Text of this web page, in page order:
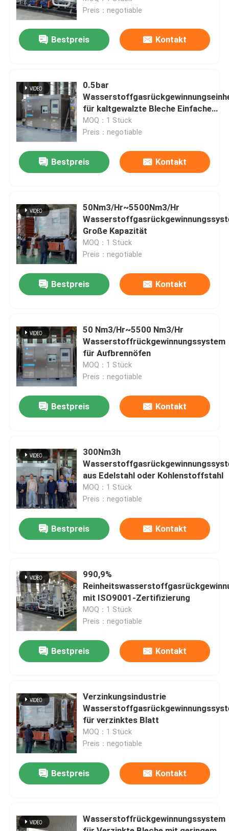
Zu Hause
Über uns
Werksbesichtigung
Qualitätskontrolle
Kontakt mit uns
Neuigkeiten
Bitte um ein Angebot
Hoher Reinheitsgrad-Stickstoff-Generator
Preis：negotiable
Bestpreis Kontakt
0.5bar
für kaltgewalzte Bleche Einfache
Montage
MOQ：1 Stück
Preis：negotiable
Bestpreis Kontakt
50Nm3/Hr~5500Nm3/Hr
Große Kapazität
MOQ：1 Stück
Preis：negotiable
Bestpreis Kontakt
50 Nm3/Hr~5500 Nm3/Hr
Wasserstoffrückgewinnungssystem
für Aufbrennöfen
MOQ：1 Stück
Preis：negotiable
Bestpreis Kontakt
300Nm3h
aus Edelstahl oder Kohlenstoffstahl
MOQ：1 Stück
Preis：negotiable
Bestpreis Kontakt
990,9%
mit ISO9001-Zertifizierung
MOQ：1 Stück
Preis：negotiable
Bestpreis Kontakt
Verzinkungsindustrie
für verzinktes Blatt
MOQ：1 Stück
Preis：negotiable
Bestpreis Kontakt
Wasserstoffrückgewinnungssystem